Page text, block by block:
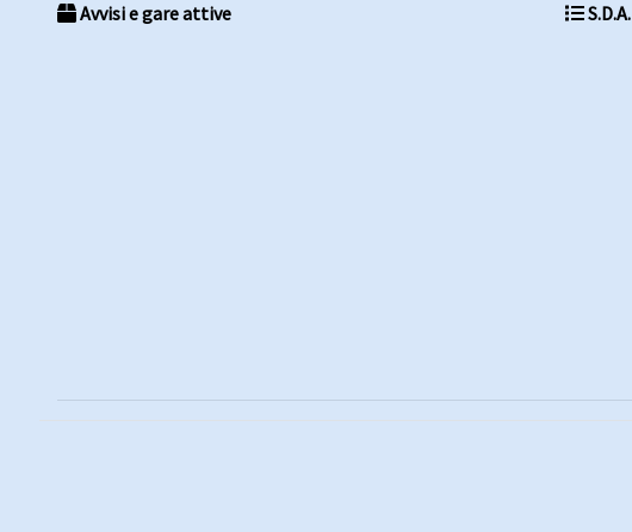
Avvisi e gare attive S.D.A.